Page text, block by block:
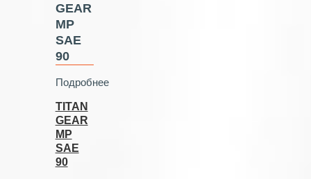
GEAR
MP
SAE
90
Подробнее
TITAN
GEAR
MP
SAE
90